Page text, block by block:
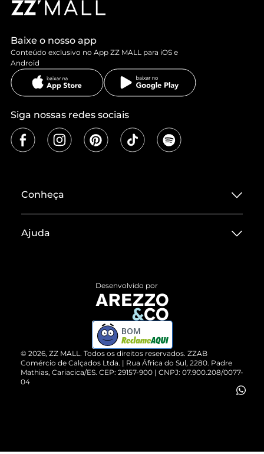
Baixe o nosso app
Conteúdo exclusivo no App ZZ MALL para iOS e
Android
Siga nossas redes sociais
Conheça
Termos de Uso
ZZ MALL é confiável
Cartão Presente
Vendas Corporativas
Ajuda
Devolução do Produto
Compre pelo WhatsApp
© 2026, ZZ MALL. Todos os direitos reservados. ZZAB
Comércio de Calçados Ltda. | Rua África do Sul, 2280. Padre
Mathias, Cariacica/ES. CEP: 29157-900 | CNPJ: 07.900.208/0077-
04
Desenvolvido por
BOM